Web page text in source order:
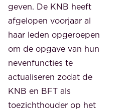
geven. De KNB heeft
afgelopen voorjaar al
haar leden opgeroepen
om de opgave van hun
nevenfuncties te
actualiseren zodat de
KNB en BFT als
toezichthouder op het